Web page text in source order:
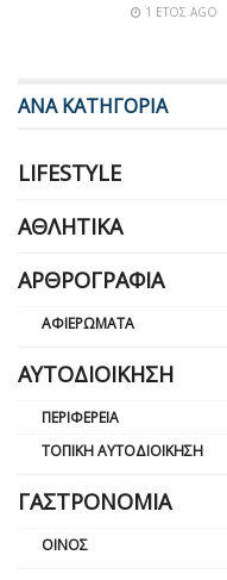
1 ΈΤΟΣ AGO
ΑΝΑ ΚΑΤΗΓΟΡΙΑ
LIFESTYLE
ΑΘΛΗΤΙΚΆ
ΑΡΘΡΟΓΡΑΦΊΑ
ΑΦΙΕΡΏΜΑΤΑ
ΑΥΤΟΔΙΟΊΚΗΣΗ
ΠΕΡΙΦΈΡΕΙΑ
ΤΟΠΙΚΉ ΑΥΤΟΔΙΟΊΚΗΣΗ
ΓΑΣΤΡΟΝΟΜΊΑ
ΟΊΝΟΣ